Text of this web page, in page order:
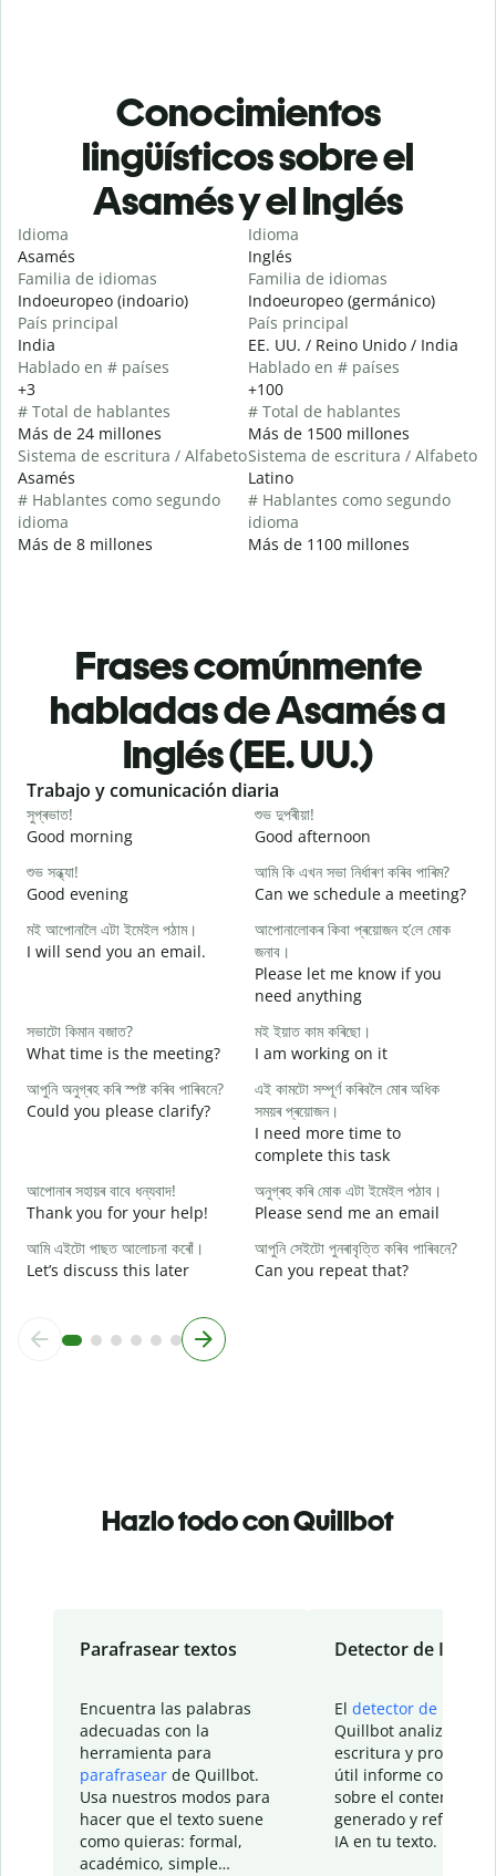
Conocimientos
lingüísticos sobre el
Asamés y el Inglés
Idioma
Asamés
Familia de idiomas
Indoeuropeo (indoario)
País principal
India
Hablado en # países
+3
# Total de hablantes
Más de 24 millones
Sistema de escritura / Alfabeto
Asamés
# Hablantes como segundo
idioma
Más de 8 millones
Idioma
Inglés
Familia de idiomas
Indoeuropeo (germánico)
País principal
EE. UU. / Reino Unido / India
Hablado en # países
+100
# Total de hablantes
Más de 1500 millones
Sistema de escritura / Alfabeto
Latino
# Hablantes como segundo
idioma
Más de 1100 millones
Frases comúnmente
habladas de Asamés a
Inglés (EE. UU.)
Slide 1 of 6
Trabajo y comunicación diaria
সুপ্ৰভাত!
Good morning
শুভ দুপৰীয়া!
Good afternoon
শুভ সন্ধ্যা!
Good evening
আমি কি এখন সভা নিৰ্ধাৰণ কৰিব পাৰিম?
Can we schedule a meeting?
মই আপোনালৈ এটা ইমেইল পঠাম।
I will send you an email.
আপোনালোকৰ কিবা প্ৰয়োজন হ’লে মোক
জনাব।
Please let me know if you
need anything
সভাটো কিমান বজাত?
What time is the meeting?
মই ইয়াত কাম কৰিছো।
I am working on it
আপুনি অনুগ্ৰহ কৰি স্পষ্ট কৰিব পাৰিবনে?
Could you please clarify?
এই কামটো সম্পূৰ্ণ কৰিবলৈ মোৰ অধিক
সময়ৰ প্ৰয়োজন।
I need more time to
complete this task
আপোনাৰ সহায়ৰ বাবে ধন্যবাদ!
Thank you for your help!
অনুগ্ৰহ কৰি মোক এটা ইমেইল পঠাব।
Please send me an email
আমি এইটো পাছত আলোচনা কৰোঁ।
Let’s discuss this later
আপুনি সেইটো পুনৰাবৃত্তি কৰিব পাৰিবনে?
Can you repeat that?
Hazlo todo con Quillbot
Parafrasear textos
Encuentra las palabras
adecuadas con la
herramienta para
parafrasear de Quillbot.
Usa nuestros modos para
hacer que el texto suene
como quieras: formal,
académico, simple…
Detector de IA
El detector de IA
Quillbot analiza tu
escritura y
útil informe con
sobre el contenido
generado y refinado
IA en tu texto.